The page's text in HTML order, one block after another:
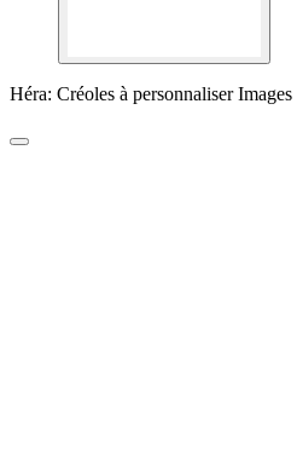
Héra: Créoles à personnaliser Images